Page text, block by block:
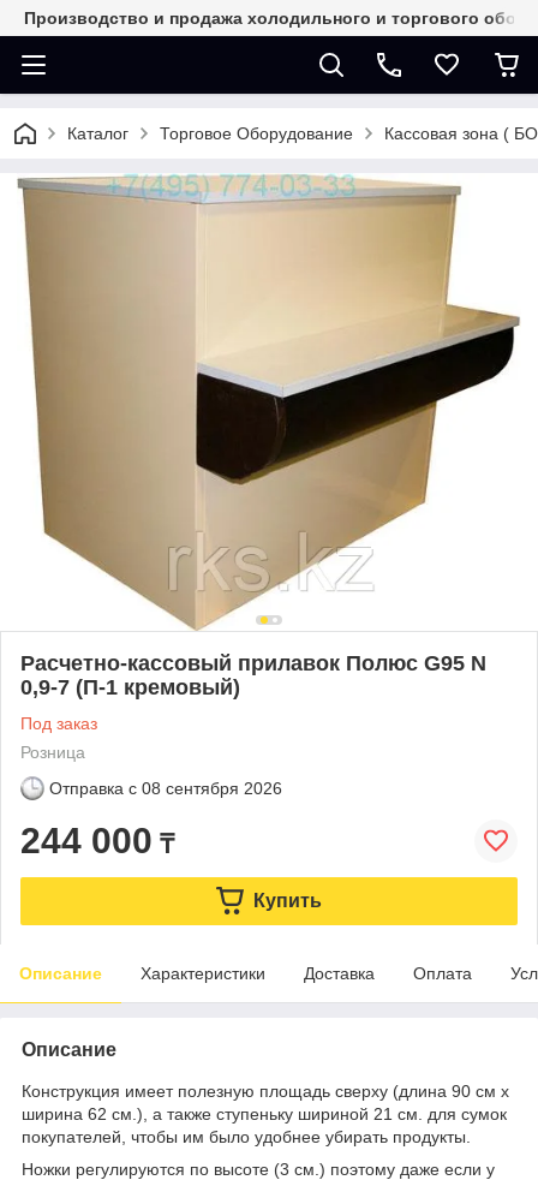
Производство и продажа холодильного и торгового
Каталог Торговое Оборудование Кассовая зона (
Расчетно-кассовый прилавок Полюс G95 N
0,9-7 (П-1 кремовый)
Под заказ
Розница
Отправка с 08 сентября 2026
244 000 ₸
Купить
Описание Характеристики Доставка Оплата
Описание
Конструкция имеет полезную площадь сверху (длина 90 см х
ширина 62 см.), а также ступеньку шириной 21 см. для сумок
покупателей, чтобы им было удобнее убирать продукты.
Ножки регулируются по высоте (3 см.) поэтому даже если у